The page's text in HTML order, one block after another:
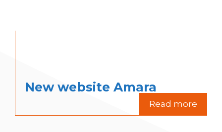
New website Amara
Read more